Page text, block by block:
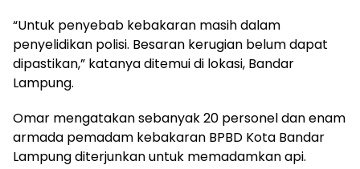
“Untuk penyebab kebakaran masih dalam
penyelidikan polisi. Besaran kerugian belum dapat
dipastikan,” katanya ditemui di lokasi, Bandar
Lampung.
Omar mengatakan sebanyak 20 personel dan enam
armada pemadam kebakaran BPBD Kota Bandar
Lampung diterjunkan untuk memadamkan api.